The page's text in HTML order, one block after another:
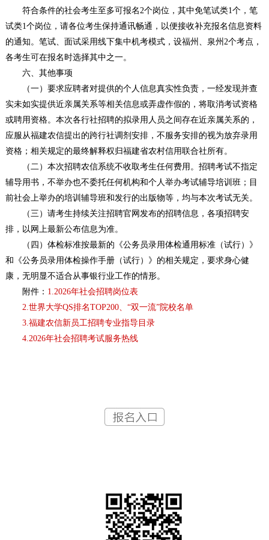
符合条件的社会考生至多可报名2个岗位，其中免笔试类1个，笔
试类1个岗位，请各位考生保持通讯畅通，以便接收补充报名信息资料
的通知。笔试、面试采用线下集中机考模式，设福州、泉州2个考点，
各考生可在报名时选择其中之一。
六、其他事项
（一）要求应聘者对提供的个人信息真实性负责，一经发现并查
实未如实提供近亲属关系等相关信息或弄虚作假的，将取消考试资格
或聘用资格。本次各行社招聘的拟录用人员之间存在近亲属关系的，
应服从福建农信提出的跨行社调剂安排，不服务安排的视为放弃录用
资格；相关规定的最终解释权归福建省农村信用联合社所有。
（二）本次招聘农信系统不收取考生任何费用。招聘考试不指定
辅导用书，不举办也不委托任何机构和个人举办考试辅导培训班；目
前社会上举办的培训辅导班和发行的出版物等，均与本次考试无关。
（三）请考生持续关注招聘官网发布的招聘信息，各项招聘安
排，以网上最新公布信息为准。
（四）体检标准按最新的《公务员录用体检通用标准（试行）》
和《公务员录用体检操作手册（试行）》的相关规定，要求身心健
康，无明显不适合从事银行业工作的情形。
附件： 1.2026年社会招聘岗位表
2.世界大学QS排名TOP200、“双一流”院校名单
3.福建农信新员工招聘专业指导目录
4.2026年社会招聘考试服务热线